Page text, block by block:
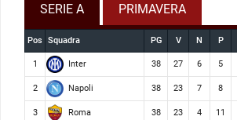
SERIE A PRIMAVERA
Pos Squadra PG V N P
1 Inter 38 27 6 5
2 Napoli 38 23 7 8
3 Roma 38 23 4 11